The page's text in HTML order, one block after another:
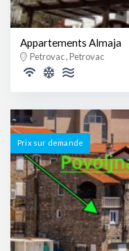
Appartements Almaja
Petrovac , Petrovac
Prix ​​sur demande